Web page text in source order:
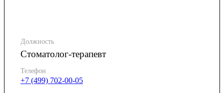
Должность
Стоматолог-терапевт
Телефон
+7 (499) 702-00-05